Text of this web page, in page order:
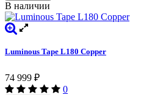
В наличии
Luminous Tape L180 Copper
74 999 ₽
0